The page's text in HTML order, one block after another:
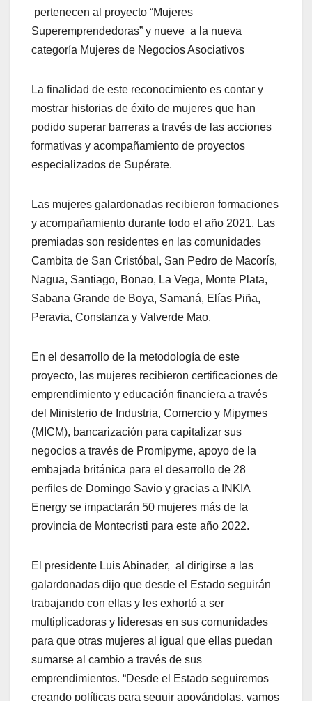
pertenecen al proyecto “Mujeres
Superemprendedoras” y nueve a la nueva
categoría Mujeres de Negocios Asociativos
La finalidad de este reconocimiento es contar y
mostrar historias de éxito de mujeres que han
podido superar barreras a través de las acciones
formativas y acompañamiento de proyectos
especializados de Supérate.
Las mujeres galardonadas recibieron formaciones
y acompañamiento durante todo el año 2021. Las
premiadas son residentes en las comunidades
Cambita de San Cristóbal, San Pedro de Macorís,
Nagua, Santiago, Bonao, La Vega, Monte Plata,
Sabana Grande de Boya, Samaná, Elías Piña,
Peravia, Constanza y Valverde Mao.
En el desarrollo de la metodología de este
proyecto, las mujeres recibieron certificaciones de
emprendimiento y educación financiera a través
del Ministerio de Industria, Comercio y Mipymes
(MICM), bancarización para capitalizar sus
negocios a través de Promipyme, apoyo de la
embajada británica para el desarrollo de 28
perfiles de Domingo Savio y gracias a INKIA
Energy se impactarán 50 mujeres más de la
provincia de Montecristi para este año 2022.
El presidente Luis Abinader, al dirigirse a las
galardonadas dijo que desde el Estado seguirán
trabajando con ellas y les exhortó a ser
multiplicadoras y lideresas en sus comunidades
para que otras mujeres al igual que ellas puedan
sumarse al cambio a través de sus
emprendimientos. “Desde el Estado seguiremos
creando políticas para seguir apoyándolas, vamos